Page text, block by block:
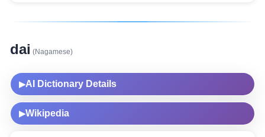
dai (Nagamese)
▶AI Dictionary Details
▶Wikipedia